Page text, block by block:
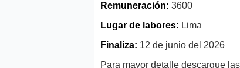
Remuneración: 3600
Lugar de labores: Lima
Finaliza: 12 de junio del 2026
Para mayor detalle descargue